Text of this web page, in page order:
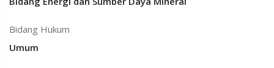
Bidang Hukum
Umum